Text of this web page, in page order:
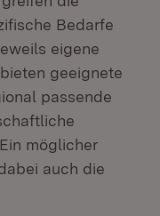
Bedarfe
eigene
geeignete
passende
möglicher
auch die